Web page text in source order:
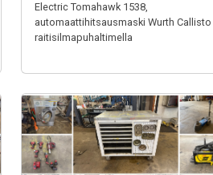
Electric Tomahawk 1538,
automaattihitsausmaski Wurth Callisto
raitisilmapuhaltimella